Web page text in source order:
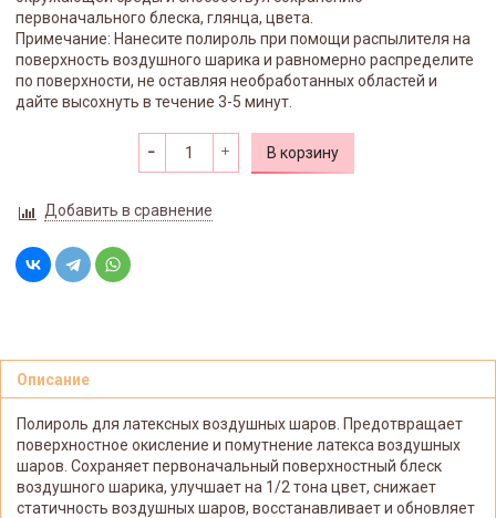
первоначального блеска, глянца, цвета.
Примечание: Нанесите полироль при помощи распылителя на
поверхность воздушного шарика и равномерно распределите
по поверхности, не оставляя необработанных областей и
дайте высохнуть в течение 3-5 минут.
В корзину
Добавить в сравнение
Описание
Полироль для латексных воздушных шаров. Предотвращает
поверхностное окисление и помутнение латекса воздушных
шаров. Сохраняет первоначальный поверхностный блеск
воздушного шарика, улучшает на 1/2 тона цвет, снижает
статичность воздушных шаров, восстанавливает и обновляет